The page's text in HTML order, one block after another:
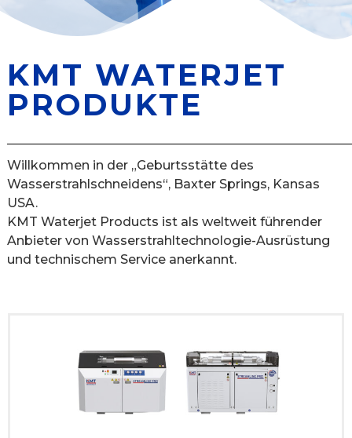
KMT WATERJET
PRODUKTE
Willkommen in der „Geburtsstätte des
Wasserstrahlschneidens“, Baxter Springs, Kansas
USA.
KMT Waterjet Products ist als weltweit führender
Anbieter von Wasserstrahltechnologie-Ausrüstung
und technischem Service anerkannt.